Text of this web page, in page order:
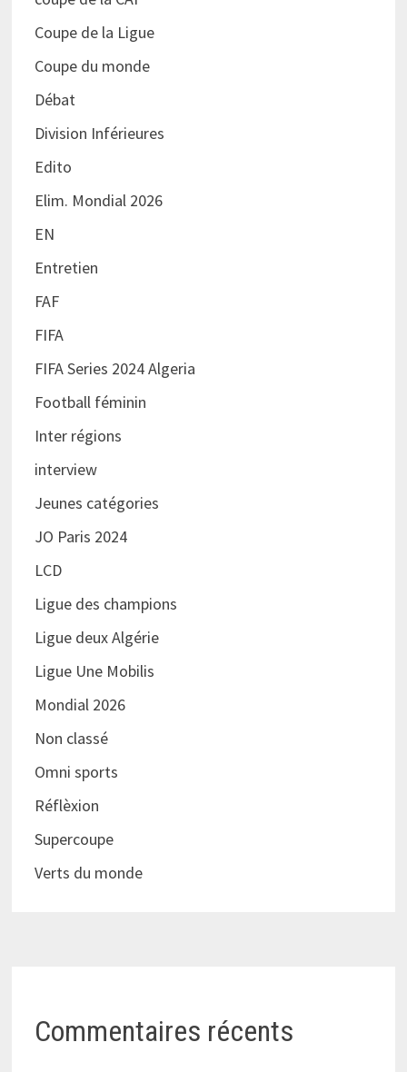
Coupe de la Ligue
Coupe du monde
Débat
Division Inférieures
Edito
Elim. Mondial 2026
EN
Entretien
FAF
FIFA
FIFA Series 2024 Algeria
Football féminin
Inter régions
interview
Jeunes catégories
JO Paris 2024
LCD
Ligue des champions
Ligue deux Algérie
Ligue Une Mobilis
Mondial 2026
Non classé
Omni sports
Réflèxion
Supercoupe
Verts du monde
Commentaires récents